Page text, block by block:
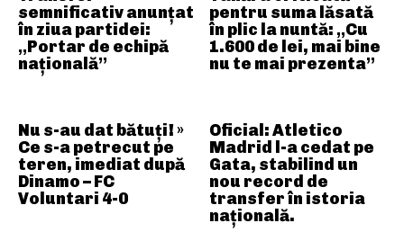
semnificativ anunțat
în ziua partidei:
„Portar de echipă
națională”
pentru suma lăsată
în plic la nuntă: „Cu
1.600 de lei, mai bine
nu te mai prezenta”
Nu s-au dat bătuți! »
Ce s-a petrecut pe
teren, imediat după
Dinamo – FC
Voluntari 4-0
Oficial: Atletico
Madrid l-a cedat pe
Gata, stabilind un
nou record de
transfer în istoria
națională.